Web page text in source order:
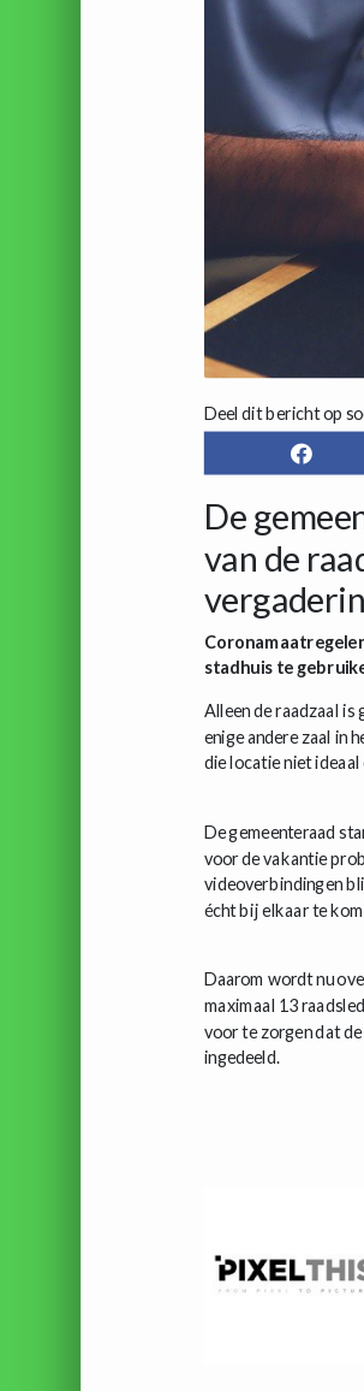
Deel dit bericht op
De
van de
stadhuis te
Alleen de raadzaal is
enige andere zaal in
die locatie niet
De gemeenteraad
voor de vakantie
videoverbindingen
écht bij elkaar te
Daarom wordt nu
maximaal 13
voor te zorgen dat
ingedeeld.